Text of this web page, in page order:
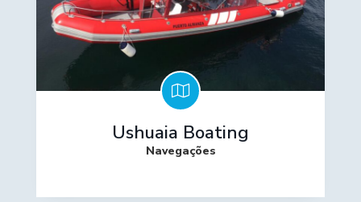
Ushuaia Boating
Navegações